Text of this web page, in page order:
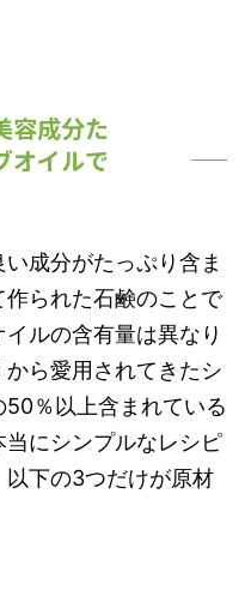
容成分た
オイルで
成分がたっぷり含ま
られた石鹸のことで
ルの含有量は異なり
ら愛用されてきたシ
50％以上含まれている
にシンプルなレシピ
下の3つだけが原材